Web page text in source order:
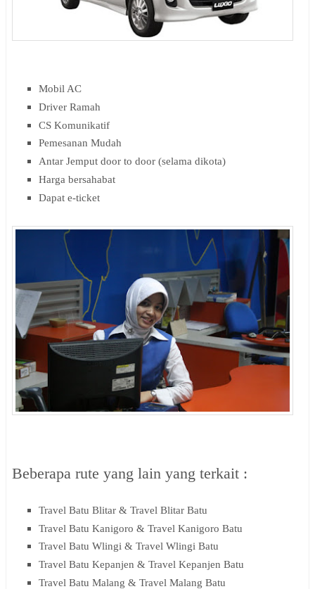
Mobil AC
Driver Ramah
CS Komunikatif
Pemesanan Mudah
Antar Jemput door to door (selama dikota)
Harga bersahabat
Dapat e-ticket
Beberapa rute yang lain yang terkait :
Travel Batu Blitar & Travel Blitar Batu
Travel Batu Kanigoro & Travel Kanigoro Batu
Travel Batu Wlingi & Travel Wlingi Batu
Travel Batu Kepanjen & Travel Kepanjen Batu
Travel Batu Malang & Travel Malang Batu